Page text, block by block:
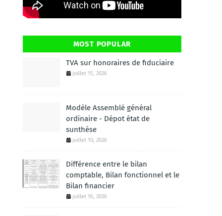
MOST POPULAR
TVA sur honoraires de fiduciaire
juillet 15, 2026
Modèle Assemblé général
ordinaire - Dépot état de
sunthése
juillet 10, 2026
Différence entre le bilan
comptable, Bilan fonctionnel et le
Bilan financier
juillet 16, 2026